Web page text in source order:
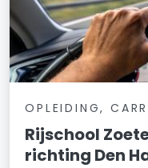
OPLEIDING,
Rijschool
richting Den